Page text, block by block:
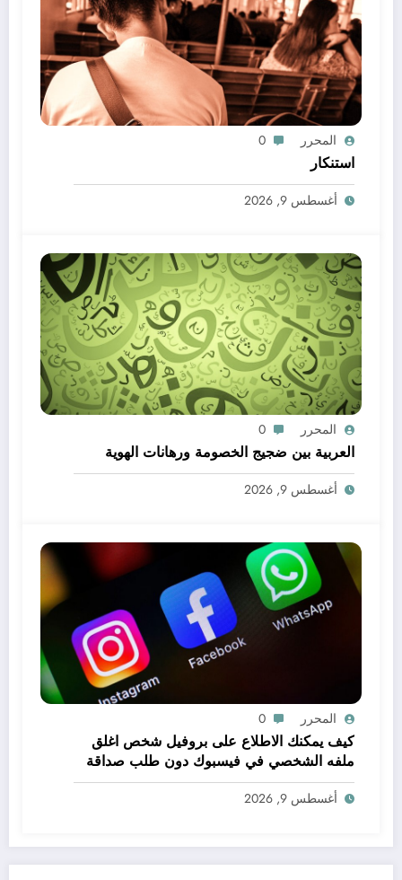
المحرر 0
استنكار
أغسطس 9, 2026
المحرر 0
العربية بين ضجيج الخصومة ورهانات الهوية
أغسطس 9, 2026
المحرر 0
كيف يمكنك الاطلاع على بروفيل شخص اغلق
ملفه الشخصي في فيسبوك دون طلب صداقة
.. الاطلاع على محتوى صفحة شخص اغلق ملفه
الشخصي في فيسبوك دون طلب صداقة
أغسطس 9, 2026